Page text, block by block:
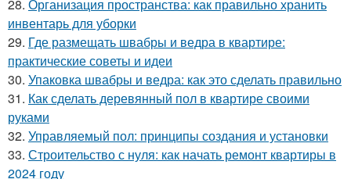
28. Организация пространства: как правильно хранить
инвентарь для уборки
29. Где размещать швабры и ведра в квартире:
практические советы и идеи
30. Упаковка швабры и ведра: как это сделать правильно
31. Как сделать деревянный пол в квартире своими
руками
32. Управляемый пол: принципы создания и установки
33. Строительство с нуля: как начать ремонт квартиры в
2024 году